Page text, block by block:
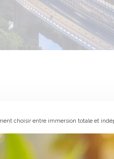
choisir entre immersion totale et